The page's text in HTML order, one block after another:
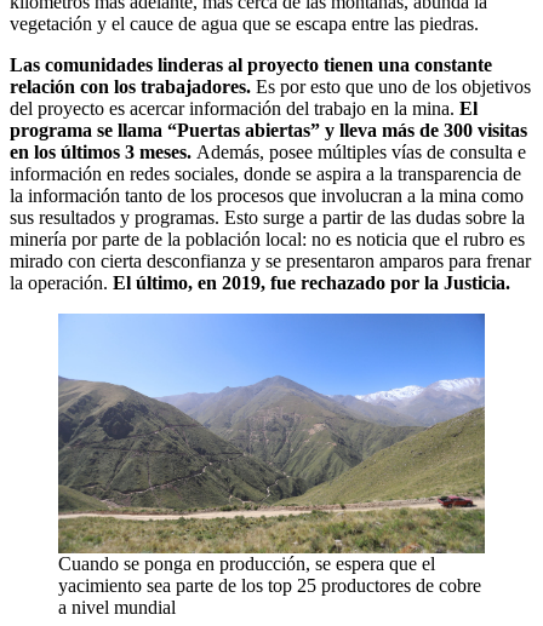
vegetación y el cauce de agua que se escapa entre las piedras.
Las comunidades linderas al proyecto tienen una constante
relación con los trabajadores. Es por esto que uno de los objetivos
del proyecto es acercar información del trabajo en la mina. El
programa se llama “Puertas abiertas” y lleva más de 300 visitas
en los últimos 3 meses. Además, posee múltiples vías de consulta e
información en redes sociales, donde se aspira a la transparencia de
la información tanto de los procesos que involucran a la mina como
sus resultados y programas. Esto surge a partir de las dudas sobre la
minería por parte de la población local: no es noticia que el rubro es
mirado con cierta desconfianza y se presentaron amparos para frenar
la operación. El último, en 2019, fue rechazado por la Justicia.
Cuando se ponga en producción, se espera que el
yacimiento sea parte de los top 25 productores de cobre
a nivel mundial